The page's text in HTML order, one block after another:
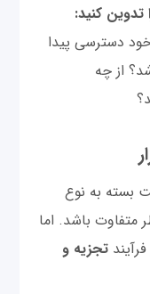
تدوین کنید:
دسترسی پیدا
از چه
بسته به نوع
باشد. اما
تجزیه و